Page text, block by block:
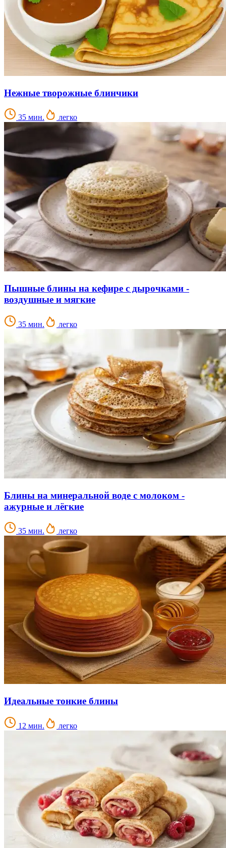
Нежные творожные блинчики
35 мин. легко
Пышные блины на кефире с дырочками -
воздушные и мягкие
35 мин. легко
Блины на минеральной воде с молоком -
ажурные и лёгкие
35 мин. легко
Идеальные тонкие блины
12 мин. легко